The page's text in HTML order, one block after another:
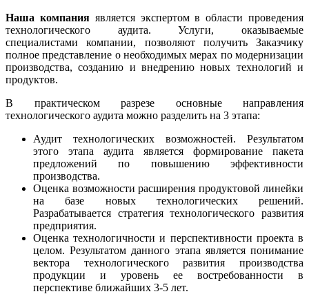
Наша компания является экспертом в области проведения
технологического аудита. Услуги, оказываемые
специалистами компании, позволяют получить Заказчику
полное представление о необходимых мерах по модернизации
производства, созданию и внедрению новых технологий и
продуктов.
В практическом разрезе основные направления
технологического аудита можно разделить на 3 этапа:
Аудит технологических возможностей. Результатом
этого этапа аудита является формирование пакета
предложений по повышению эффективности
производства.
Оценка возможности расширения продуктовой линейки
на базе новых технологических решений.
Разрабатывается стратегия технологического развития
предприятия.
Оценка технологичности и перспективности проекта в
целом. Результатом данного этапа является понимание
вектора технологического развития производства
продукции и уровень ее востребованности в
перспективе ближайших 3-5 лет.